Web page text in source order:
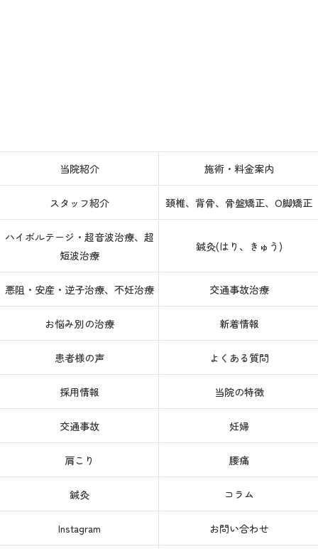
当院紹介 施術・料金案内
スタッフ紹介 頚椎、背骨、骨盤矯正、O脚矯正
ハイボルテージ・超音波治療、超
短波治療
鍼灸(はり、きゅう)
悪阻・安産・逆子治療、不妊治療 交通事故治療
お悩み別の治療 新着情報
患者様の声 よくある質問
採用情報 当院の特徴
交通事故 妊婦
肩こり 腰痛
鍼灸 コラム
Instagram お問い合わせ